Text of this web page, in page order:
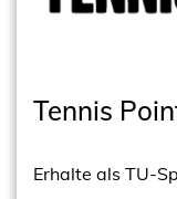
Tennis
Erhalte als TU-